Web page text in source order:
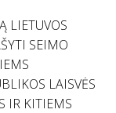
SEIMO
LAISVĖS
IR KITIEMS